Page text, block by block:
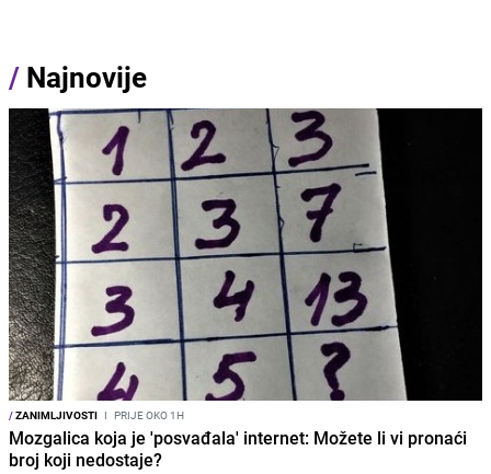
/ Najnovije
/ZANIMLJIVOSTI I PRIJE OKO 1H
Mozgalica koja je 'posvađala' internet: Možete li vi pronaći
broj koji nedostaje?